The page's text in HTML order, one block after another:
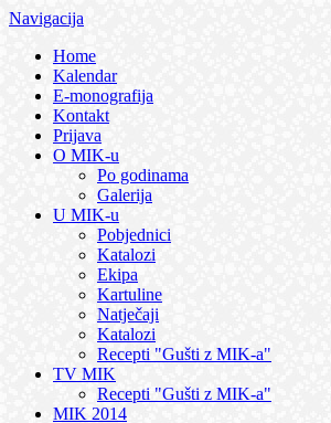
Navigacija
Home
Kalendar
E-monografija
Kontakt
Prijava
O MIK-u
Po godinama
Galerija
U MIK-u
Pobjednici
Katalozi
Ekipa
Kartuline
Natječaji
Katalozi
Recepti "Gušti z MIK-a"
TV MIK
Recepti "Gušti z MIK-a"
MIK 2014